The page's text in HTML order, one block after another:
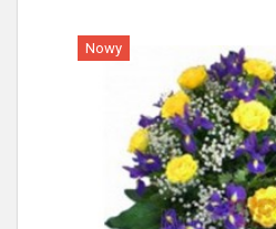
Więcej
Nowy